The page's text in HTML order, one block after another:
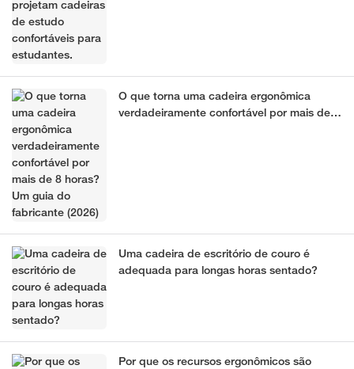
O que torna uma cadeira ergonômica
verdadeiramente confortável por mais de 8
Uma cadeira de escritório de couro é
adequada para longas horas sentado?
Por que os recursos ergonômicos são